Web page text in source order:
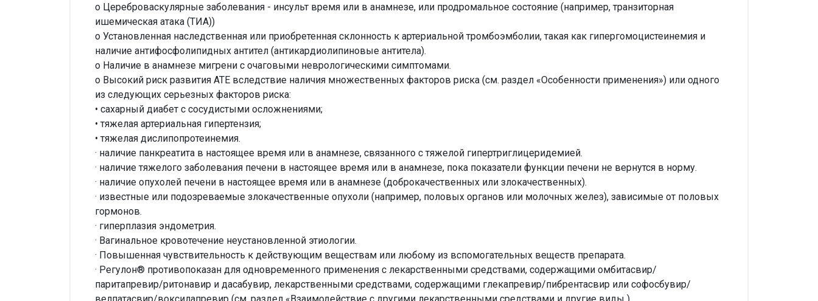
o Цереброваскулярные заболевания - инсульт время или в анамнезе, или продромальное состояние (например, транзиторная
ишемическая атака (ТИА))
o Установленная наследственная или приобретенная склонность к артериальной тромбоэмболии, такая как гипергомоцистеинемия и
наличие антифосфолипидных антител (антикардиолипиновые антитела).
o Наличие в анамнезе мигрени с очаговыми неврологическими симптомами.
o Высокий риск развития АТЕ вследствие наличия множественных факторов риска (см. раздел «Особенности применения») или одного
из следующих серьезных факторов риска:
• сахарный диабет с сосудистыми осложнениями;
• тяжелая артериальная гипертензия;
• тяжелая дислипопротеинемия.
· наличие панкреатита в настоящее время или в анамнезе, связанного с тяжелой гипертриглицеридемией.
· наличие тяжелого заболевания печени в настоящее время или в анамнезе, пока показатели функции печени не вернутся в норму.
· наличие опухолей печени в настоящее время или в анамнезе (доброкачественных или злокачественных).
· известные или подозреваемые злокачественные опухоли (например, половых органов или молочных желез), зависимые от половых
гормонов.
· гиперплазия эндометрия.
· Вагинальное кровотечение неустановленной этиологии.
· Повышенная чувствительность к действующим веществам или любому из вспомогательных веществ препарата.
· Регулон® противопоказан для одновременного применения с лекарственными средствами, содержащими омбитасвир/
паритапревир/ритонавир и дасабувир, лекарственными средствами, содержащими глекапревир/пибрентасвир или софосбувир/
велпатасвир/воксилапревир (см. раздел «Взаимодействие с другими лекарственными средствами и другие виды ).